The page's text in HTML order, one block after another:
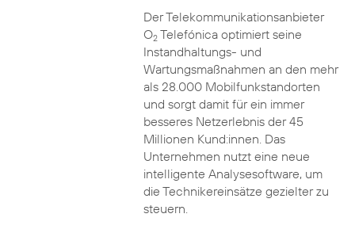
Der Telekommunikationsanbieter
O2Telefónica optimiert seine
Instandhaltungs- und
Wartungsmaßnahmen an den mehr
als 28.000 Mobilfunkstandorten
und sorgt damit für ein immer
besseres Netzerlebnis der 45
Millionen Kund:innen. Das
Unternehmen nutzt eine neue
intelligente Analysesoftware, um
die Technikereinsätze gezielter zu
steuern.